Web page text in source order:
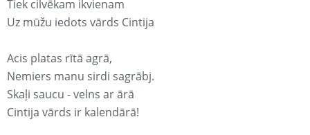
Tiek cilvēkam ikvienam
Uz mūžu iedots vārds Cintija
Acis platas rītā agrā,
Nemiers manu sirdi sagrābj.
Skaļi saucu - velns ar ārā
Cintija vārds ir kalendārā!